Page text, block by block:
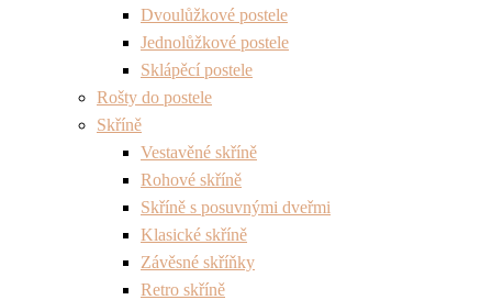
Dvoulůžkové postele
Jednolůžkové postele
Sklápěcí postele
Rošty do postele
Skříně
Vestavěné skříně
Rohové skříně
Skříně s posuvnými dveřmi
Klasické skříně
Závěsné skříňky
Retro skříně